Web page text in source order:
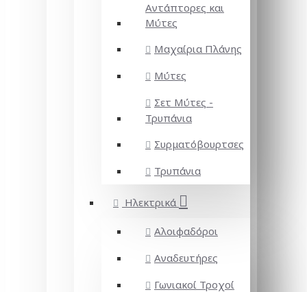
Αντάπτορες και
Μύτες
Μαχαίρια Πλάνης
Μύτες
Σετ Μύτες -
Τρυπάνια
Συρματόβουρτσες
Τρυπάνια
Ηλεκτρικά
Αλοιφαδόροι
Αναδευτήρες
Γωνιακοί Τροχοί